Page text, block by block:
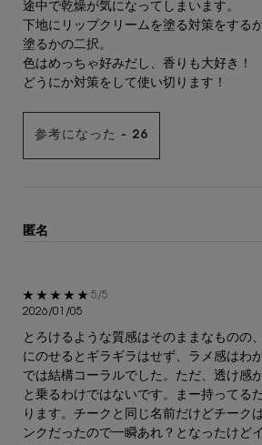
途中で乾燥が気になってしまいます。
下地にリップクリームを塗る対策をする
塗るかの二択。
色はめっちゃ好みだし、香りも大好き！
どうにか対策をして使い切ります！
参考になった - 26
匿名
5星中5。
5/5
2026/01/05
とろけるような質感はそのままなものの
にのせるとギラギラはせず、ラメ感はわ
では結構コーラルでした。ただ、透け感
と乗るわけではないです。まー持ってる
ります。チークと同じ名前だけどチーク
ンクだったので一瞬あれ？となったけど